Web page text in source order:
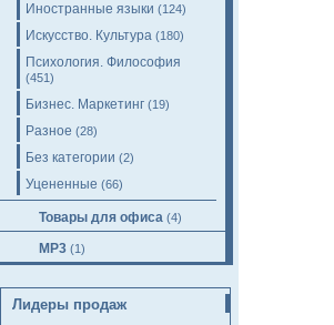
Иностранные языки (124)
Искусство. Культура (180)
Психология. Философия
(451)
Бизнес. Маркетинг (19)
Разное (28)
Без категории (2)
Уцененные (66)
Товары для офиса (4)
MP3 (1)
Лидеры продаж